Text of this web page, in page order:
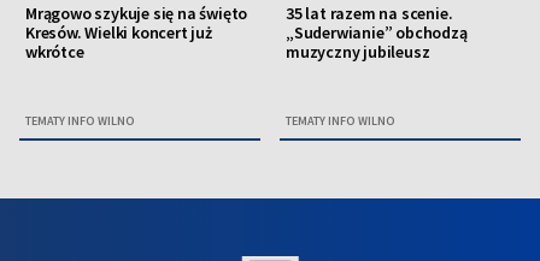
Mrągowo szykuje się na święto
Kresów. Wielki koncert już
wkrótce
TEMATY INFO WILNO
35 lat razem na scenie.
„Suderwianie” obchodzą
muzyczny jubileusz
TEMATY INFO WILNO